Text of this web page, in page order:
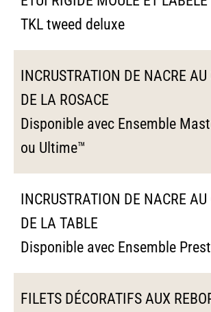
TKL tweed deluxe
INCRUSTRATION DE NACRE AU
DE LA ROSACE
Disponible avec Ensemble
ou Ultime™
INCRUSTRATION DE NACRE AU
DE LA TABLE
Disponible avec Ensemble
FILETS DÉCORATIFS AUX